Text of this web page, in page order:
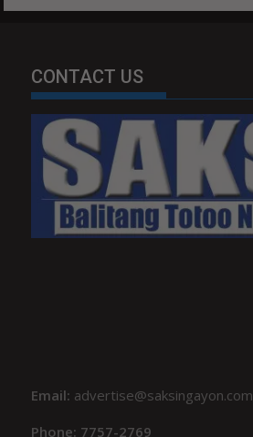
CONTACT US
Email: advertise@saksingayon.com
Phone: 7757-2769